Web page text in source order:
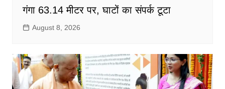
गंगा 63.14 मीटर पर, घाटों का संपर्क टूटा
August 8, 2026